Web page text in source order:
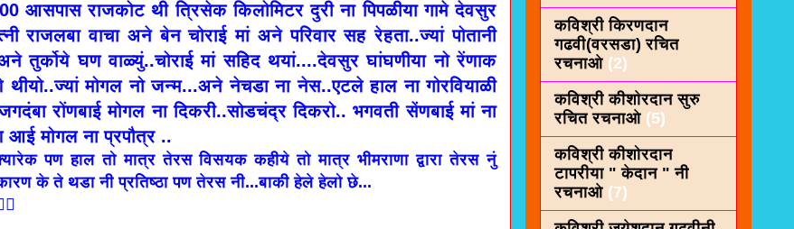
आसपास राजकोट थी त्रिसेक किलोमिटर दुरी ना पिपळीया गामे देवसुर
राजलबा वाचा अने बेन चोराई मां अने परिवार सह रेहता..ज्यां पोतानी
तुर्कोये घण वाळ्युं..चोराई मां सहिद थयां....देवसुर घांघणीया नो रेंणाक
थीयो..ज्यां मोगल नो जन्म...अने नेचडा ना नेस..एटले हाल ना गोरवियाळी
रोंणबाई मोगल ना दिकरी..सोडचंद्र दिकरो.. भगवती सेंणबाई मां ना
आई मोगल ना प्रपौत्र ..
पण हाल तो मात्र तेरस विसयक कहीये तो मात्र भीमराणा द्वारा तेरस नुं
के ते थडा नी प्रतिष्ठा पण तेरस नी...बाकी हेले हेलो छे...
कविश्री किरणदान
गढवी(वरसडा) रचित
रचनाओ (2)
कविश्री कीशाेरदान सुरु
रचित रचनाओ (5)
कविश्री कीशोरदान
टापरीया " केदान " नी
रचनाओ (7)